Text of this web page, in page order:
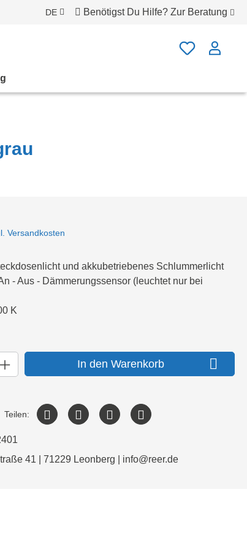
DE Benötigst Du Hilfe? Zur Beratung
Versandkosten
und akkubetriebenes Schlummerlicht
- Aus - Dämmerungssensor (leuchtet nur bei
K
In den Warenkorb
Teilen:
41 | 71229 Leonberg | info@reer.de